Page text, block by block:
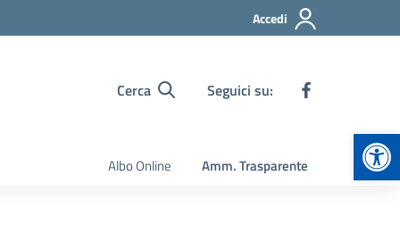
Accedi
Cerca Seguici su:
Albo Online Amm. Trasparente